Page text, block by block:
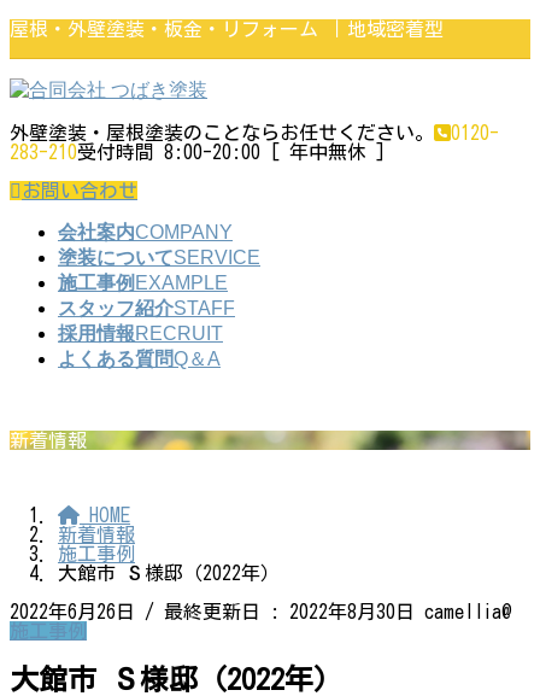
コ
ン
に
移
動
ナ
ー
ョ
ン
に
移
動
屋根・外壁塗装・板金・リフォーム ｜地域密着型
外壁塗装・屋根塗装のことならお任せください。
0120-
283-210受付時間 8:00-20:00 [ 年中無休 ]
お問い合わせ
会社案内COMPANY
塗装についてSERVICE
施工事例 EXAMPLE
スタッフ紹介STAFF
採用情報RECRUIT
よくある質問Q＆A
新着情報
HOME
新着情報
施工事例
大館市 Ｓ様邸（2022年）
2022年6月26日
/ 最終更新日 : 2022年8月30日
camellia@
施工事例
大館市 Ｓ様邸（2022年）